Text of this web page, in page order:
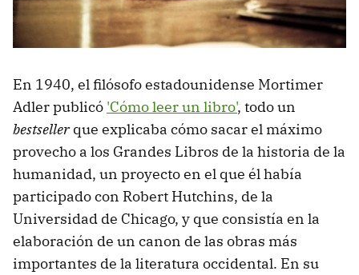
En 1940, el filósofo estadounidense Mortimer
Adler publicó 'Cómo leer un libro', todo un
bestsellerque explicaba cómo sacar el máximo
provecho a los Grandes Libros de la historia de la
humanidad, un proyecto en el que él había
participado con Robert Hutchins, de la
Universidad de Chicago, y que consistía en la
elaboración de un canon de las obras más
importantes de la literatura occidental. En su